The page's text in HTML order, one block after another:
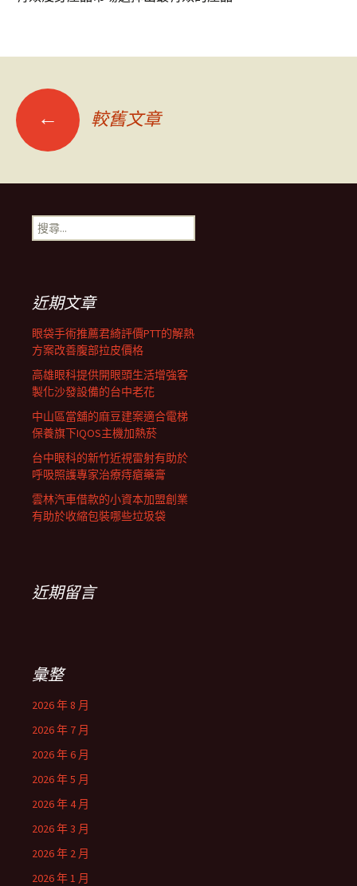
文
章
導
列
← 較舊文章
搜
尋
近期文章
眼袋手術推薦君綺評價PTT的解熱
方案改善腹部拉皮價格
高雄眼科提供開眼頭生活增強客
製化沙發設備的台中老花
中山區當舖的麻豆建案適合電梯
保養旗下IQOS主機加熱菸
台中眼科的新竹近視雷射有助於
呼吸照護專家治療痔瘡藥膏
雲林汽車借款的小資本加盟創業
有助於收縮包裝哪些垃圾袋
近期留言
彙整
2026 年 8 月
2026 年 7 月
2026 年 6 月
2026 年 5 月
2026 年 4 月
2026 年 3 月
2026 年 2 月
2026 年 1 月